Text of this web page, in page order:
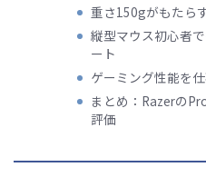
重さ150gがもたら
縦型マウス初心者
ート
ゲーミング性能を
まとめ：Razerの
評価